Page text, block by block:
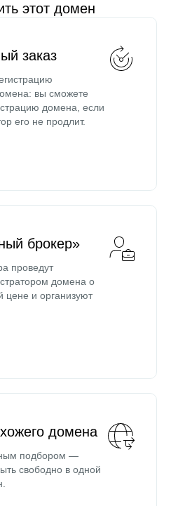
этот домен
заказ
вы сможете
домена, если
его не продлит.
брокер»
проведут
домена о
цене и организуют
домена
подбором —
свободно в одной